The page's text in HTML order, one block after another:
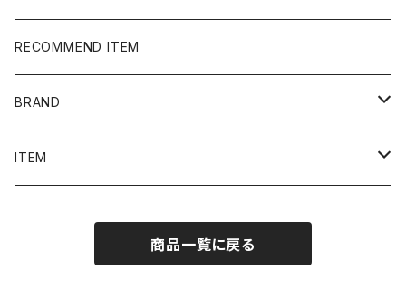
RECOMMEND ITEM
BRAND
NIKE
ITEM
商品一覧に戻る